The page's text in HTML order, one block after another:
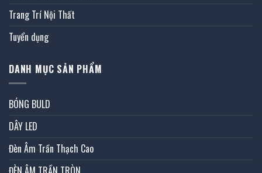
Trang Trí Nội Thất
Tuyển dụng
DANH MỤC SẢN PHẨM
BÓNG BULD
DÂY LED
Đèn Âm Trần Thạch Cao